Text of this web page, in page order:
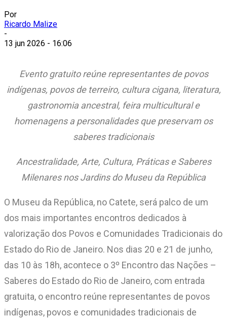
Por
Ricardo Malize
-
13 jun 2026 - 16:06
Evento gratuito reúne representantes de povos
indígenas, povos de terreiro, cultura cigana, literatura,
gastronomia ancestral, feira multicultural e
homenagens a personalidades que preservam os
saberes tradicionais
Ancestralidade, Arte, Cultura, Práticas e Saberes
Milenares nos Jardins do Museu da República
O Museu da República, no Catete, será palco de um
dos mais importantes encontros dedicados à
valorização dos Povos e Comunidades Tradicionais do
Estado do Rio de Janeiro. Nos dias 20 e 21 de junho,
das 10 às 18h, acontece o 3º Encontro das Nações –
Saberes do Estado do Rio de Janeiro, com entrada
gratuita, o encontro reúne representantes de povos
indígenas, povos e comunidades tradicionais de